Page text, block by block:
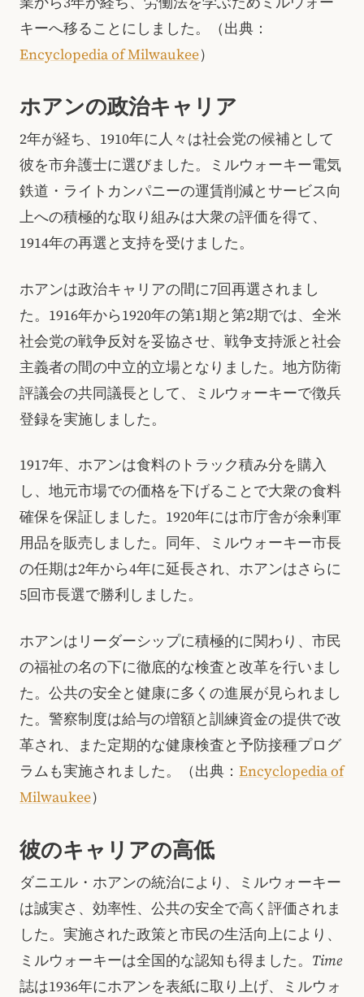
キーへ移ることにしました。（出典：
Encyclopedia of Milwaukee）
ホアンの政治キャリア
2年が経ち、1910年に人々は社会党の候補として
彼を市弁護士に選びました。ミルウォーキー電気
鉄道・ライトカンパニーの運賃削減とサービス向
上への積極的な取り組みは大衆の評価を得て、
1914年の再選と支持を受けました。
ホアンは政治キャリアの間に7回再選されまし
た。1916年から1920年の第1期と第2期では、全米
社会党の戦争反対を妥協させ、戦争支持派と社会
主義者の間の中立的立場となりました。地方防衛
評議会の共同議長として、ミルウォーキーで徴兵
登録を実施しました。
1917年、ホアンは食料のトラック積み分を購入
し、地元市場での価格を下げることで大衆の食料
確保を保証しました。1920年には市庁舎が余剰軍
用品を販売しました。同年、ミルウォーキー市長
の任期は2年から4年に延長され、ホアンはさらに
5回市長選で勝利しました。
ホアンはリーダーシップに積極的に関わり、市民
の福祉の名の下に徹底的な検査と改革を行いまし
た。公共の安全と健康に多くの進展が見られまし
た。警察制度は給与の増額と訓練資金の提供で改
革され、また定期的な健康検査と予防接種プログ
ラムも実施されました。（出典： Encyclopedia of
Milwaukee）
彼のキャリアの高低
ダニエル・ホアンの統治により、ミルウォーキー
は誠実さ、効率性、公共の安全で高く評価されま
した。実施された政策と市民の生活向上により、
ミルウォーキーは全国的な認知も得ました。 Time
誌は1936年にホアンを表紙に取り上げ、ミルウォ